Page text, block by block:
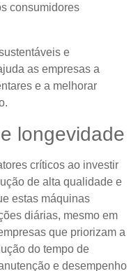
consumidores
​​e
as empresas a
e a melhorar
longevidade
críticos ao investir
de alta qualidade e
estas máquinas
diárias, mesmo em
que priorizam a
do tempo de
e desempenho